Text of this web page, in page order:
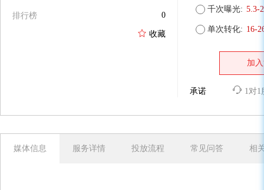
排行榜 0
收藏
千次曝光: 5.3-
单次转化: 16-
加
承诺 1对1
媒体信息 服务详情 投放流程 常见问答 相